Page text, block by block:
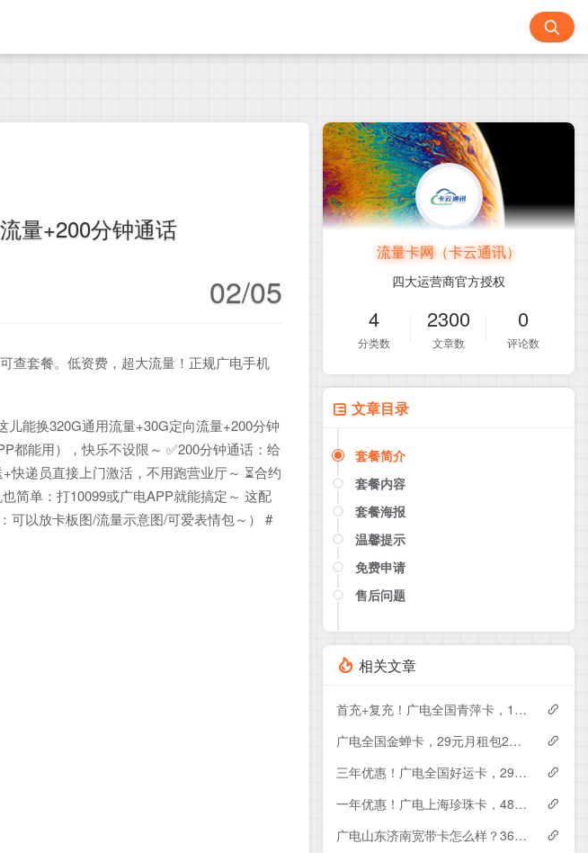
量+200分钟通话
02/05
查套餐。低资费，超大流量！正规广电手机
能换320G通用流量+30G定向流量+200分钟
都能用），快乐不设限～ ✅200分钟通话：给
递员直接上门激活，不用跑营业厅～ ⏳合约
简单：打10099或广电APP就能搞定～ 这配
可以放卡板图/流量示意图/可爱表情包～） #
流量卡网（卡云通讯）
四大运营商官方授权
4
分类数
2300
文章数
0
评论数
文章目录
套餐简介
套餐内容
套餐海报
温馨提示
免费申请
点击这里或者手机扫描下方二维码
售后问题
相关文章
首充+复充！广电全国青萍卡，19元月租包230G+0.15元月租/分钟
广电全国金蝉卡，29元月租包230G+0.15元月租/分钟
三年优惠！广电全国好运卡，29元月租包200G+0.15元月租/分钟
一年优惠！广电上海珍珠卡，48元月租包430G+300分钟
广电山东济南宽带卡怎么样？360-840元月租包1-3年500-1000M单宽带套餐——广电流量卡测评